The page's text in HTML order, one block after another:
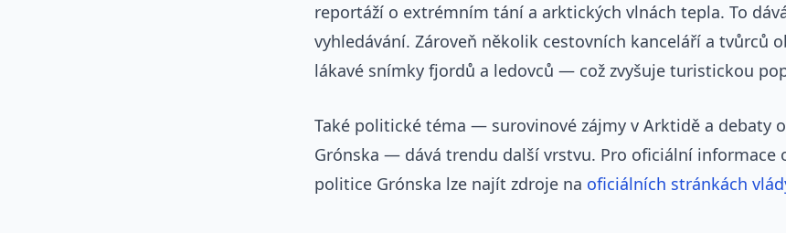
reportáží o extrémním tání a arktických vlnách tepla. To
vyhledávání. Zároveň několik cestovních kanceláří a tvůrců
lákavé snímky fjordů a ledovců — což zvyšuje turistickou
Také politické téma — surovinové zájmy v Arktidě a debaty
Grónska — dává trendu další vrstvu. Pro oficiální informace
politice Grónska lze najít zdroje na oficiálních stránkách